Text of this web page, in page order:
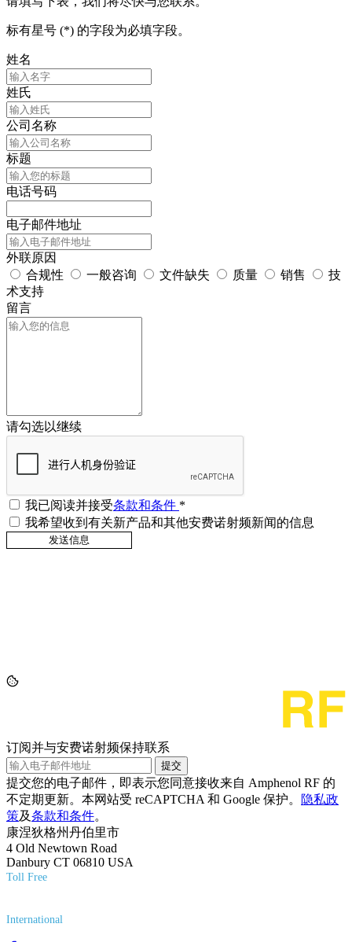
标有星号 (*) 的字段为必填字段。
姓名
姓氏
公司名称
标题
电话号码
电子邮件地址
外联原因
合规性
一般咨询 文件缺失 质量 销售
技
术支持
留言
请勾选以继续
我已阅读并接受条款和条件 *
我希望收到有关新产品和其他安费诺射频新闻的信息
订阅并与安费诺射频保持联系
提交
提交您的电子邮件，即表示您同意接收来自 Amphenol RF 的
不定期更新。本网站受 reCAPTCHA 和 Google 保护。
隐私政
策及条款和条件。
康涅狄格州丹伯里市
4 Old Newtown Road
Danbury CT 06810 USA
Toll Free
International